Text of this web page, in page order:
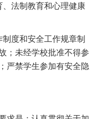
法制教育和心理健康
度和安全工作规章制
；未经学校批准不得参
严禁学生参加有安全隐